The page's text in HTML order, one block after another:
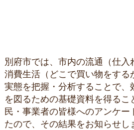
別府市では、市内の流通（仕入
消費生活（どこで買い物をする
実態を把握・分析することで、
を図るための基礎資料を得るこ
民・事業者の皆様へのアンケー
たので、その結果をお知らせし